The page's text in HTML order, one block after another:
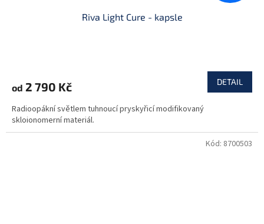
Riva Light Cure - kapsle
od 2 790 Kč DETAIL
Radioopákní světlem tuhnoucí pryskyřicí modifikovaný
skloionomerní materiál.
Kód: 8700503